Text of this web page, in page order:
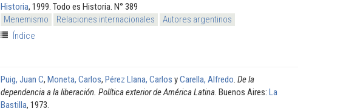
Historia, 1999. Todo es Historia. N° 389
Menemismo
Relaciones internacionales
Autores argentinos
Índice
Puig, Juan C, Moneta, Carlos, Pérez Llana, Carlos yCarella, Alfredo De la
dependencia a la liberación. Política exterior de América Latina . Buenos Aires: La
Bastilla, 1973.